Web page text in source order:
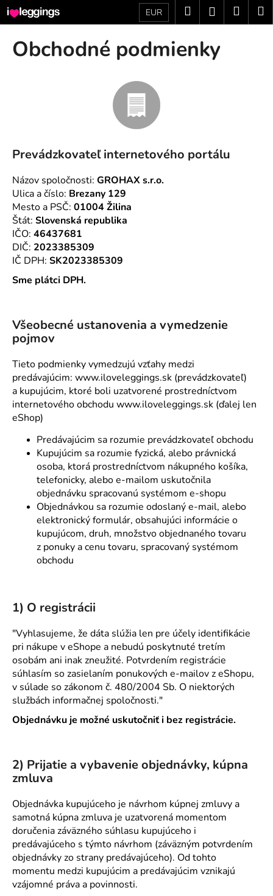
Prejsť
na
obsah
EUR Hľadať
Obchodné podmienky
Prevádzkovateľ internetového portálu
Názov spoločnosti: GROHAX s.r.o.
Ulica a číslo: Brezany 129
Mesto a PSČ: 01004 Žilina
Štát: Slovenská republika
IČO: 46437681
DIČ: 2023385309
IČ DPH: SK2023385309
Sme plátci DPH.
Všeobecné ustanovenia a vymedzenie
pojmov
Tieto podmienky vymedzujú vzťahy medzi
predávajúcim: www.iloveleggings.sk (prevádzkovateľ)
a kupujúcim, ktoré boli uzatvorené prostredníctvom
internetového obchodu www.iloveleggings.sk (ďalej len
eShop)
Predávajúcim sa rozumie prevádzkovateľ obchodu
Kupujúcim sa rozumie fyzická, alebo právnická
osoba, ktorá prostredníctvom nákupného košíka,
telefonicky, alebo e-mailom uskutočnila
objednávku spracovanú systémom e-shopu
Objednávkou sa rozumie odoslaný e-mail, alebo
elektronický formulár, obsahujúci informácie o
kupujúcom, druh, množstvo objednaného tovaru
z ponuky a cenu tovaru, spracovaný systémom
obchodu
1) O registrácii
"Vyhlasujeme, že dáta slúžia len pre účely identifikácie
pri nákupe v eShope a nebudú poskytnuté tretím
osobám ani inak zneužité. Potvrdením registrácie
súhlasím so zasielaním ponukových e-mailov z eShopu,
v súlade so zákonom č. 480/2004 Sb. O niektorých
službách informačnej spoločnosti."
Objednávku je možné uskutočniť i bez registrácie.
2) Prijatie a vybavenie objednávky, kúpna
zmluva
Objednávka kupujúceho je návrhom kúpnej zmluvy a
samotná kúpna zmluva je uzatvorená momentom
doručenia záväzného súhlasu kupujúceho i
predávajúceho s týmto návrhom (záväzným potvrdením
objednávky zo strany predávajúceho). Od tohto
momentu medzi kupujúcim a predávajúcim vznikajú
vzájomné práva a povinnosti.
K
o
r
e
b
u
j
e
t
e
n
á
s
ť